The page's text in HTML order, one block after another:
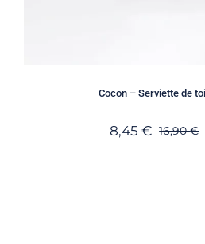
Cocon – Serviette de
16,90€
8,45€